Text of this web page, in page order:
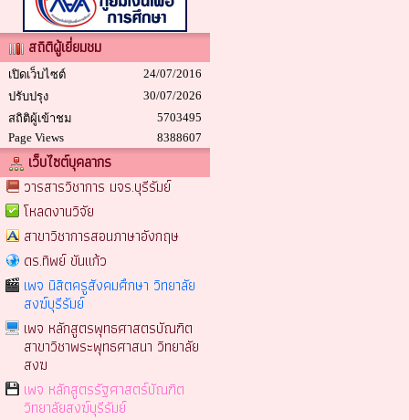
สถิติผู้เยี่ยมชม
เปิดเว็บไซต์
24/07/2016
ปรับปรุง
30/07/2026
สถิติผู้เข้าชม
5703495
Page Views
8388607
เว็บไซต์บุคลากร
วารสารวิชาการ มจร.บุรีรัมย์
โหลดงานวิจัย
สาขาวิชาการสอนภาษาอังกฤษ
ดร.ทิพย์ ขันแก้ว
เพจ นิสิตครูสังคมศึกษา วิทยาลัย
สงฆ์บุรีรัมย์
เพจ หลักสูตรพุทธศาสตรบัณฑิต
สาขาวิชาพระพุทธศาสนา วิทยาลัย
สงฆ
เพจ หลักสูตรรัฐศาสตร์บัณฑิต
วิทยาลัยสงฆ์บุรีรัมย์